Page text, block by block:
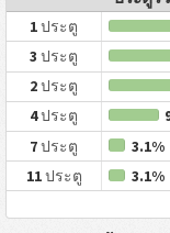
1ประตู
3ประตู
2ประตู
4ประตู
7ประตู 3.1%
11ประตู 3.1%